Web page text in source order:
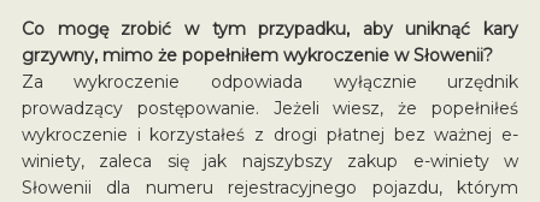
Co mogę zrobić w tym przypadku, aby uniknąć kary
grzywny, mimo że popełniłem wykroczenie w Słowenii?
Za wykroczenie odpowiada wyłącznie urzędnik
prowadzący postępowanie. Jeżeli wiesz, że popełniłeś
wykroczenie i korzystałeś z drogi płatnej bez ważnej e-
winiety, zaleca się jak najszybszy zakup e-winiety w
Słowenii dla numeru rejestracyjnego pojazdu, którym